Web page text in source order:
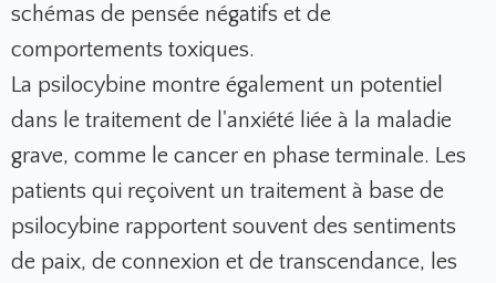
schémas de pensée négatifs et de
comportements toxiques.
La psilocybine montre également un potentiel
dans le traitement de l'anxiété liée à la maladie
grave, comme le cancer en phase terminale. Les
patients qui reçoivent un traitement à base de
psilocybine rapportent souvent des sentiments
de paix, de connexion et de transcendance, les